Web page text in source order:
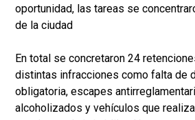
oportunidad, las tareas se
de la ciudad
En total se concretaron 24
distintas infracciones como falta de
obligatoria, escapes
alcoholizados y vehículos que